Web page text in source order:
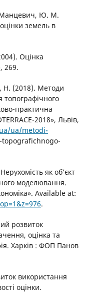
Манцевич, Ю. М.
земель в
Оцінка
269.
Н. (2018). Методи
топографічного
практична
2018», Львів,
ua/metodi-
як об’єкт
моделювання.
Available at:
.
розвиток
оцінка та
Харків : ФОП Панов
використання
оцінки.